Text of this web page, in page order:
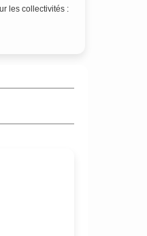
les collectivités :